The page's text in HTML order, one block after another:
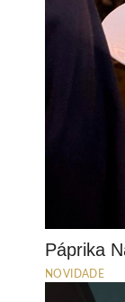
Páprika
NOVIDADE